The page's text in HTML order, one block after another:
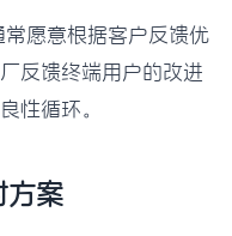
常愿意根据客户反馈优
反馈终端用户的改进
性循环。
方案